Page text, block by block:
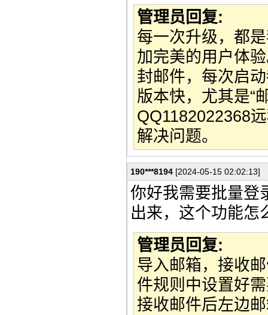
管理员回复:
每一次升级，都
加完美的用户体
封邮件，每次启
版本快，尤其是“
QQ1182022368
解决问题。
190***8194 [2024-05-15 02:02:13]
你好我需要批量登
出来，这个功能怎
管理员回复:
导入邮箱，接收
件规则中设置好
接收邮件后左边